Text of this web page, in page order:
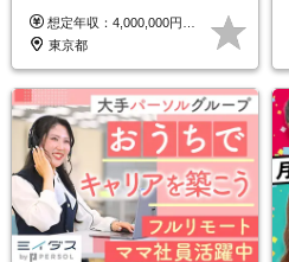
想定年収：4,000,000円 ～ 8,000,000円 月給：288,000円 ～ 570,000円 ※ご経験・能力に応じて決定いたします。 ※上記額にはみなし残業代を含みます。 ※超過分は全額支給いたします。 ※みなし残業代 45,000円 ～ 89,050円／月 ※みなし残業時間 20時間／月 ※試用期間：3ヶ月（試用期間中の待遇に差異はありません） 【固定残業代について】 固定残業20時間分（45,000円～89,050円）を含む ※超過分は別途全額支給
東京都